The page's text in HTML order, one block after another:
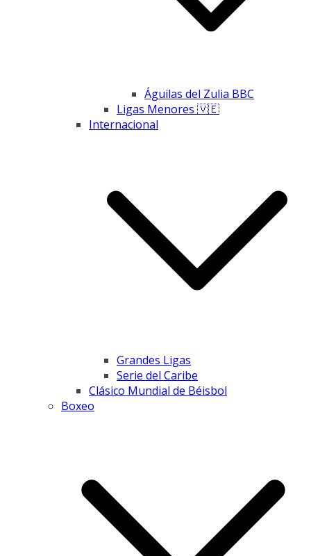
Águilas del Zulia BBC
Ligas Menores 🇻🇪
Internacional
Grandes Ligas
Serie del Caribe
Clásico Mundial de Béisbol
Boxeo